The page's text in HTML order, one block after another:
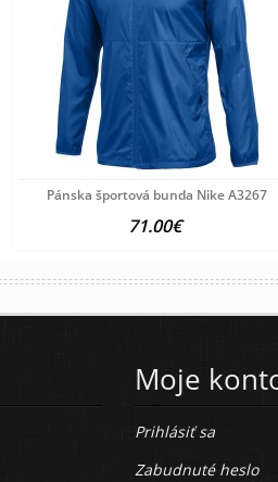
Pánska športová bunda Nike A3267
71.00€
Moje
Prihlásiť sa
Zabudnuté heslo